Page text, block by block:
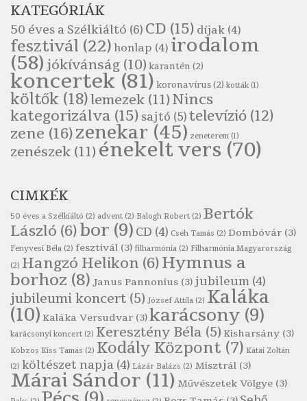
Szélkiáltó
Pákolitz István: Bakarasz
Szélkiáltó
Pákolitz István: Csiga-biga
Szélkiáltó
Pákolitz István: Kiolvasó
Szélkiáltó
Páskándi Géza: Madárijesztő
Szélkiáltó
Szélkiáltó
Robert Burns: Árpa Jankó
Szélkiáltó
Robert Burns: Most hoci a számlát
Szélkiáltó
Robert Burns: Most hoci a számlát
Szélkiáltó
Robert Burns: Nagyhasú flaskó…
Szélkiáltó
Robert Burns: Skót ital
Szélkáltó
Robert Burns: Skót ital
KATEGÓRIÁK
50 éves a Szélkiáltó (6) CD (15) díjak (4)
fesztivál (22) honlap (4) irodalom
(58)jókívánság (10) karantén (2)
koncertek(81) koronavírus(2) kották (1)
költők (18)lemezek (11)Nincs
kategorizálva (15) sajtó (5)televízió (12)
zene (16)zenekar (45) zeneterem (1)
zenészek (11) énekelt vers (70)
CIMKÉK
50 éves a Szélkiáltó (2) advent (2) Balogh Robert (2) Bertók
László (6)bor (9) CD (4) Cseh Tamás (2) Dombóvár (3)
Fenyvesi Béla (2) fesztivál (3) filharmónia (2) Filharmónia Magyarország
(2) Hangzó Helikon (6)Hymnus a
borhoz (8) Janus Pannonius (3)jubileum (4)
jubileumi koncert (5) József Attila (2) Kaláka
(10) Kaláka Versudvar (3)karácsony (9)
karácsonyi koncert (2) Keresztény Béla (5) Kisharsány (3)
Kobzos Kiss Tamás (2) Kodály Központ (7) Kátai Zoltán
(2) költészet napja (4) Lázár Balázs (2) Misztrál (3)
Márai Sándor (11) Művészetek Völgye (3)